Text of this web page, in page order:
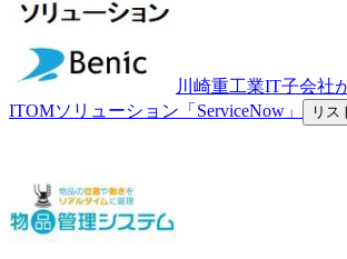
川崎重工業IT子会社
ITOMソリューション「ServiceNow」
リス